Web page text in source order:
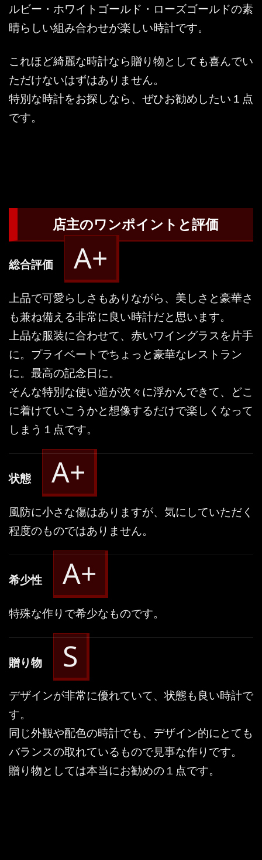
ルビー・ホワイトゴールド・ローズゴールドの素
晴らしい組み合わせが楽しい時計です。
これほど綺麗な時計なら贈り物としても喜んでい
ただけないはずはありません。
特別な時計をお探しなら、ぜひお勧めしたい１点
です。
店主のワンポイントと評価
総合評価 A+
上品で可愛らしさもありながら、美しさと豪華さ
も兼ね備える非常に良い時計だと思います。
上品な服装に合わせて、赤いワイングラスを片手
に。プライベートでちょっと豪華なレストラン
に。最高の記念日に。
そんな特別な使い道が次々に浮かんできて、どこ
に着けていこうかと想像するだけで楽しくなって
しまう１点です。
状態 A+
風防に小さな傷はありますが、気にしていただく
程度のものではありません。
希少性 A+
特殊な作りで希少なものです。
贈り物 S
デザインが非常に優れていて、状態も良い時計で
す。
同じ外観や配色の時計でも、デザイン的にとても
バランスの取れているもので見事な作りです。
贈り物としては本当にお勧めの１点です。